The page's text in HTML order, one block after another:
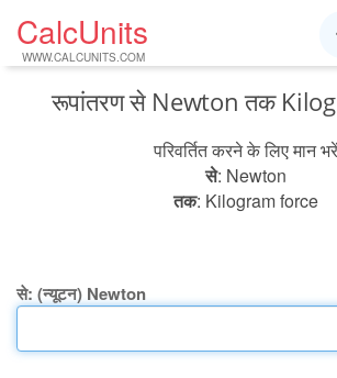
CalcUnits
WWW.CALCUNITS.COM
रूपांतरण से Newton तक
परिवर्तित करने के लिए मान भरें
से: Newton
तक: Kilogram force
से: (न्यूटन) Newton